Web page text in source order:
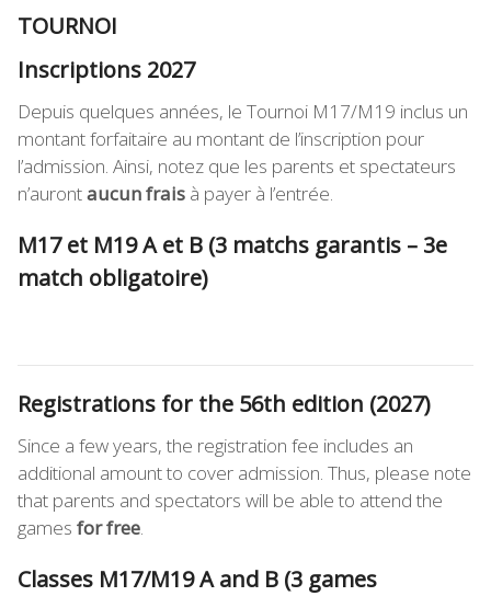
TOURNOI
Inscriptions 2027
Depuis quelques années, le Tournoi M17/M19 inclus un
montant forfaitaire au montant de l’inscription pour
l’admission. Ainsi, notez que les parents et spectateurs
n’aurontaucun frais à payer à l’entrée.
M17 et M19 A et B (3 matchs garantis – 3e
match obligatoire)
Registrations for the 56th edition (2027)
Since a few years, the registration fee includes an
additional amount to cover admission. Thus, please note
that parents and spectators will be able to attend the
games for free.
Classes M17/M19 A and B (3 games